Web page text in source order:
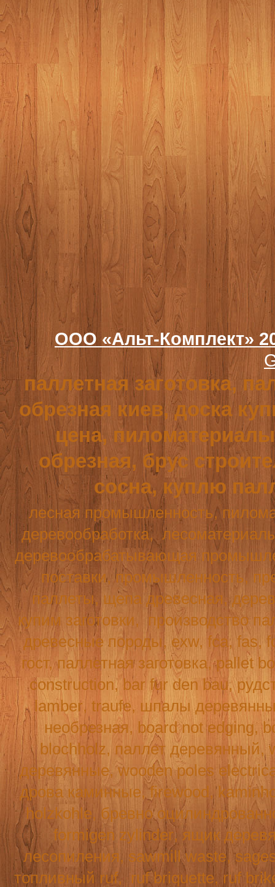
ООО «Альт-Комплект»
паллетная заготовка,
обрезная киев, доска
цена,
обрезная, брус
сосна, куплю
лесная промышленность,
деревообработка,
деревообрабатывающая
поставки, промышленность,
паллеты, щепа древесная,
купим заготовки, производство
древесные породы, exw, fca, fas,
гост, паллетная заготовка, pallet
construction, bar fur den bau,
lamber,traufe, шпалы
необрезная, board not edging,
blochholz, паллет деревянный,
деревянные,wooden poles
дрова каминные,firewood,
holzkohle, бревно
formigen zylinder, ящик
лесопиления, sawmill waste,
топливный ruf, ruf briquette, ruf